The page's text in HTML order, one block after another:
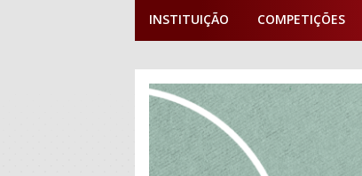
INSTITUIÇÃO COMPETIÇÕES